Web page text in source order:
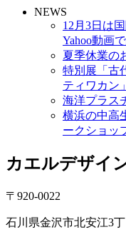
NEWS
12月3日は
Yahoo動画
夏季休業の
特別展「古
ティワカン
海洋プラス
横浜の中高
ークショッ
カエルデザイ
〒920-0022
石川県金沢市北安江3